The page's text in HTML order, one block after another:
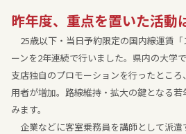
昨年度、重点を置いた活動
25歳以下・当日予約限定の国内線運賃
ーンを2年連続で行いました。県内の大学
支店独自のプロモーションを行ったとこ
用者が増加。路線維持・拡大の鍵となる
みます。
企業などに客室乗務員を講師として派